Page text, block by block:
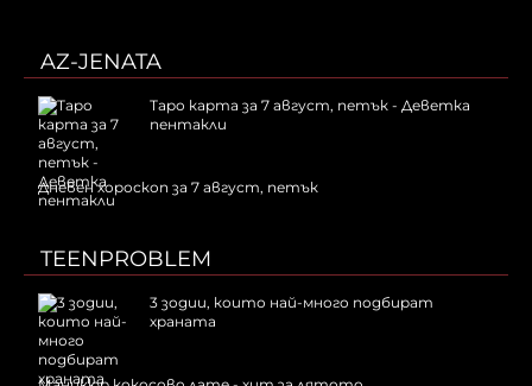
AZ-JENATA
Таро карта за 7 август, петък - Деветка
пентакли
Дневен хороскоп за 7 август, петък
TEENPROBLEM
3 зодии, които най-много подбират
храната